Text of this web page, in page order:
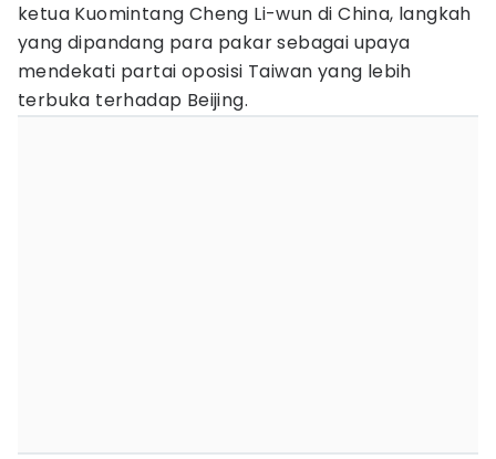
ketua Kuomintang Cheng Li-wun di China, langkah
yang dipandang para pakar sebagai upaya
mendekati partai oposisi Taiwan yang lebih
terbuka terhadap Beijing.